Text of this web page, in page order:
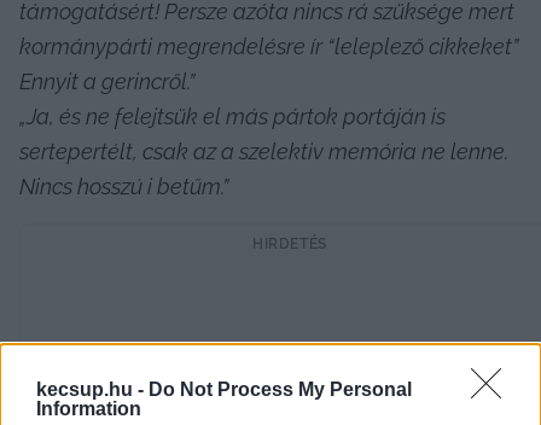
kecsup.hu - Do Not Process My Personal
Information
támogatásért! Persze azóta nincs rá szüksége mert
kormánypárti megrendelésre ír “leleplező cikkeket”
Ennyit a gerincről.”
„Ja, és ne felejtsük el más pártok portáján is
sertepertélt, csak az a szelektiv memória ne lenne.
Nincs hosszú i betűm.”
HIRDETÉS